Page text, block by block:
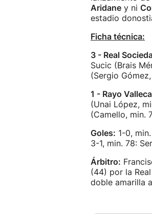
Aridane y ni
estadio
Ficha técnica:
3 - Real
Sucic (Brais
(Sergio
1 - Rayo
(Unai López,
(Camello, min.
Goles: 1-0,
3-1, min. 78:
Árbitro:
(44) por la
doble amarilla